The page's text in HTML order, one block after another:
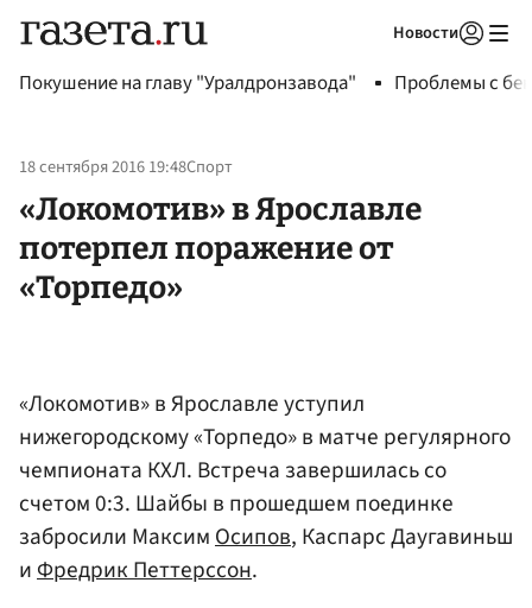
Новости
Покушение на главу "Уралдронзавода" Проблемы с
18 сентября 2016 19:48Спорт
«Локомотив» в Ярославле
потерпел поражение от
«Торпедо»
«Локомотив» в Ярославле уступил
нижегородскому «Торпедо» в матче регулярного
чемпионата КХЛ. Встреча завершилась со
счетом 0:3. Шайбы в прошедшем поединке
забросили МаксимОсипов, Каспарс Даугавиньш
иФредрик Петтерссон.